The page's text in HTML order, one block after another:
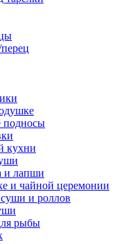
подносы
кухни
и лапши
и чайной церемонии
и роллов
рыбы